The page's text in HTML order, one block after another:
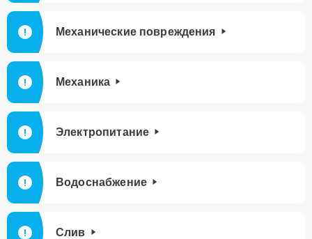
Механические повреждения
Механика
Электропитание
Водоснабжение
Слив